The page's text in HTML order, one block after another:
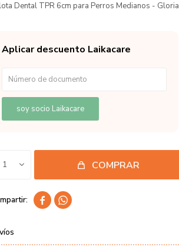
Dental TPR 6cm para Perros Medianos - Gloria
Aplicar descuento Laikacare
soy socio Laikacare
1 COMPRAR
 